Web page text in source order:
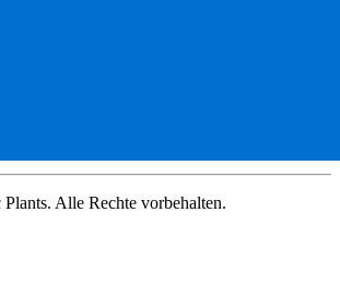
Alle Rechte vorbehalten.